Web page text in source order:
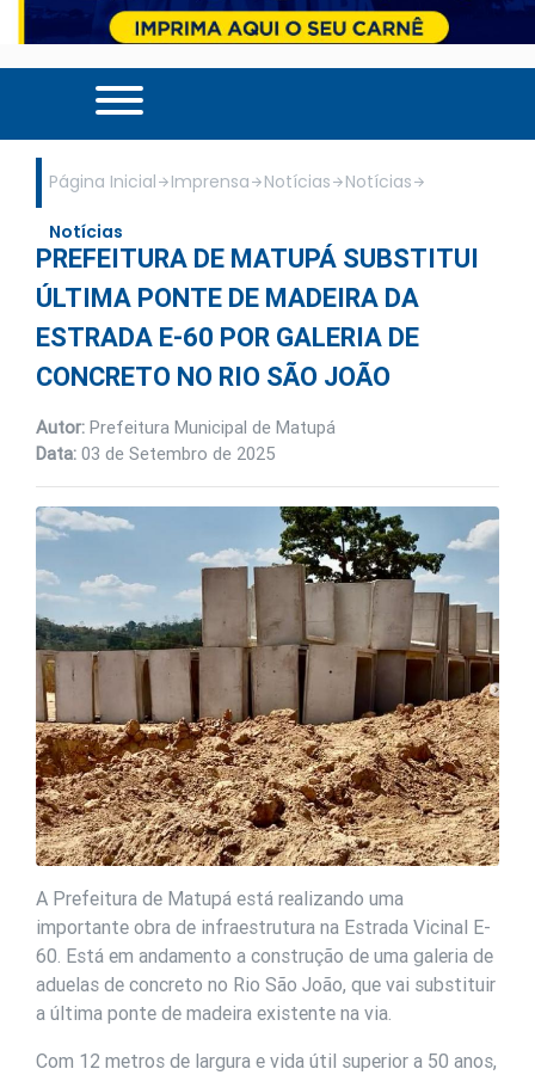
Página Inicial Imprensa Notícias Notícias
Notícias
PREFEITURA DE MATUPÁ SUBSTITUI
ÚLTIMA PONTE DE MADEIRA DA
ESTRADA E-60 POR GALERIA DE
CONCRETO NO RIO SÃO JOÃO
Autor: Prefeitura Municipal de Matupá
Data: 03 de Setembro de 2025
A Prefeitura de Matupá está realizando uma
importante obra de infraestrutura na Estrada Vicinal E-
60. Está em andamento a construção de uma galeria de
aduelas de concreto no Rio São João, que vai substituir
a última ponte de madeira existente na via.
Com 12 metros de largura e vida útil superior a 50 anos,